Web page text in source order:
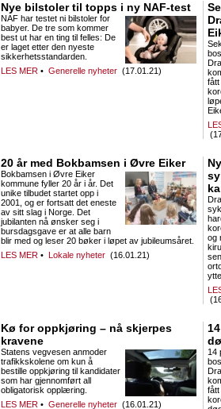
Nye bilstoler til topps i ny NAF-test
NAF har testet ni bilstoler for
babyer. De tre som kommer
best ut har en ting til felles: De
er laget etter den nyeste
sikkerhetsstandarden.
LES MER • Generelle nyheter (17.01.21)
20 år med Bokbamsen i Øvre Eiker
Bokbamsen i Øvre Eiker
kommune fyller 20 år i år. Det
unike tilbudet startet opp i
2001, og er fortsatt det eneste
av sitt slag i Norge. Det
jubilanten nå ønsker seg i
bursdagsgave er at alle barn
blir med og leser 20 bøker i løpet av jubileumsåret.
LES MER • Lokale nyheter (16.01.21)
og
Kø for oppkjøring – nå skjerpes
kravene
Statens vegvesen anmoder
trafikkskolene om kun å
bestille oppkjøring til kandidater
som har gjennomført all
obligatorisk opplæring.
LES MER • Generelle nyheter (16.01.21)
14